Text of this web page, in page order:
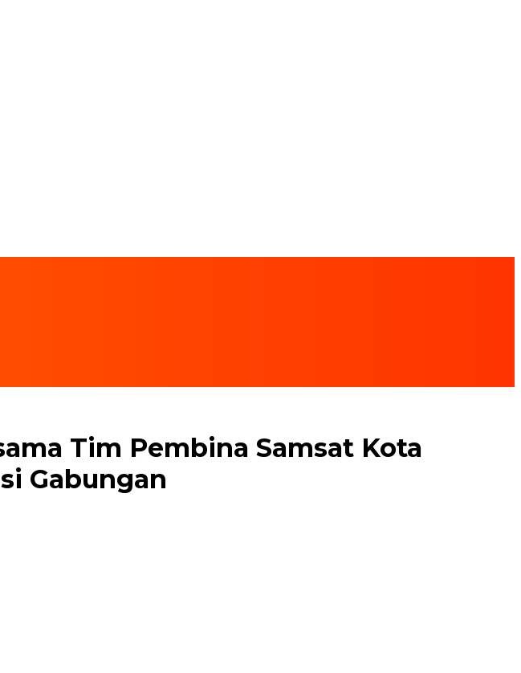
Tim Pembina Samsat Kota
Gabungan